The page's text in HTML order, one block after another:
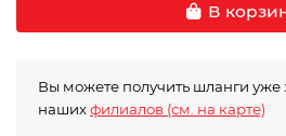
В
Вы можете получить шланги уже
нашихфилиалов (см. на карте)